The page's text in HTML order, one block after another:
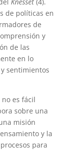
de políticas en
de
y
de las
en lo
sentimientos
es fácil
sobre una
misión
y la
para